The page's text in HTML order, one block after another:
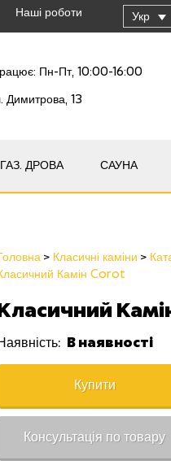
Наші роботи Укр
Пн-Пт, 10:00-16:00
Димитрова, 13
ГАЗ. ДРОВА САУНА
Головна Класичні каміни
Камін Corot
В наявності
Купити
Консультація по товару